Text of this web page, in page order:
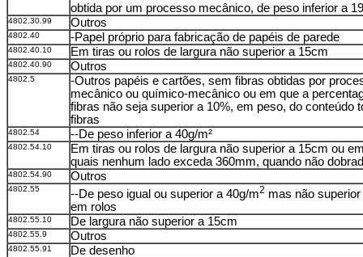
obtida por um processo mecânico, de peso inferior a
4802.30.99 Outros
4802.40 -Papel próprio para fabricação de papéis de parede
4802.40.10 Em tiras ou rolos de largura não superior a 15cm
4802.40.90 Outros
4802.5
-Outros papéis e cartões, sem fibras obtidas por
mecânico ou químico-mecânico ou em que a
fibras não seja superior a 10%, em peso, do conteúdo
fibras
4802.54 --De peso inferior a 40g/m²
4802.54.10
Em tiras ou rolos de largura não superior a 15cm ou
quais nenhum lado exceda 360mm, quando não
4802.54.90 Outros
4802.55 --De peso igual ou superior a 40g/m2 mas não
em rolos
4802.55.10 De largura não superior a 15cm
4802.55.9 Outros
4802.55.91 De desenho